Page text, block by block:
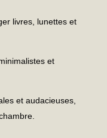
livres, lunettes et
et
et audacieuses,